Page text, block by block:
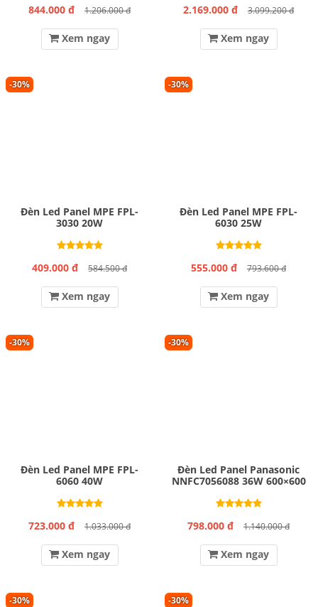
844.000 đ 1.206.000 đ
Xem ngay
2.169.000 đ 3.099.200 đ
Xem ngay
-30%
Đèn Led Panel MPE FPL-
3030 20W
409.000 đ 584.500 đ
Xem ngay
-30%
Đèn Led Panel MPE FPL-
6030 25W
555.000 đ 793.600 đ
Xem ngay
-30%
Đèn Led Panel MPE FPL-
6060 40W
723.000 đ 1.033.000 đ
Xem ngay
-30%
Đèn Led Panel Panasonic
NNFC7056088 36W 600×600
798.000 đ 1.140.000 đ
Xem ngay
-30% -30%